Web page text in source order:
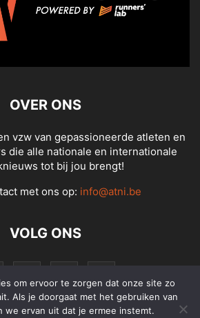
OVER ONS
vzw van gepassioneerde atleten en
die alle nationale en internationale
tot bij jou brengt!
met ons op: info@atni.be
VOLG ONS
om ervoor te zorgen dat onze site zo
Als je doorgaat met het gebruiken van
we ervan uit dat je ermee instemt.